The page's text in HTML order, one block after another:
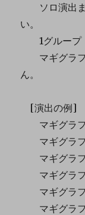
ソロ演出ま
い。
1グループ
マギグラフ
ん。
[演出の例]
マギグラフ
マギグラフ
マギグラ
マギグラ
マギグラフ
マギグラフ